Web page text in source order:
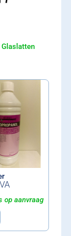
Glaslatten
op aanvraag